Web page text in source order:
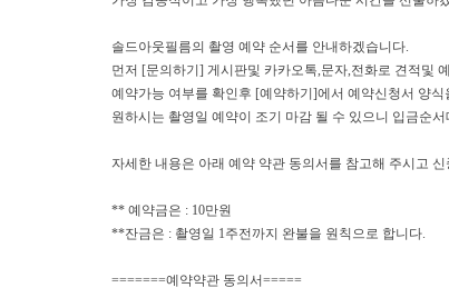
솔드아웃필름의 촬영 예약 순서를 안내하겠습니다.
먼저 [문의하기] 게시판및 카카오톡,문자,전화로 견적및
예약가능 여부를 확인후 [예약하기]에서 예약신청서 양
원하시는 촬영일 예약이 조기 마감 될 수 있으니 입금순
자세한 내용은 아래 예약 약관 동의서를 참고해 주시고
** 예약금은 : 10만원
**잔금은 : 촬영일 1주전까지 완불을 원칙으로 합니다.
=======예약약관 동의서=====